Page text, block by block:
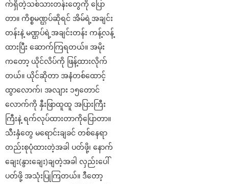
က်ရှိတဲ့သစ်သားတန်းတွေကို ပြော
တာ။ ကိစ္စမဏ္ဌပ်ဆိုရင် အိမ်ရဲ့အချင်း
တန်းနဲ့ မဏ္ဌပ်ရဲ့အချင်းတန်း ကန့်လန့်
ထားပြီး ဆောက်ကြရတယ်။ အမိုး
ကတော့ ယိုင်လိပ်ကို ဖြန့်ထားလိုက်
တယ်။ ယိုင်ဆိုတာ အနံတစ်ထောင့်
ထွာလောက်၊ အလျား ၁၅တောင်
လောက်ကို နှီးဖြာထူထူ အပြားကြီး
ကြီးနဲ့ ရက်လုပ်ထားတာကိုပြောတာ။
သီးနှံတွေ မရောင်းချခင် တစ်နေရာ
တည်းစုပုံထားတဲ့အခါ ပတ်ဖို့၊ နောက်
ချေး(နွားချေး)ချတဲ့အခါ လှည်းပေါ်
ပတ်ဖို့ အသုံးပြုကြတယ်။ ဒီတော့